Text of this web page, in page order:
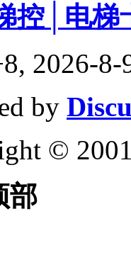
控│电梯
2026-8-
by
©
部